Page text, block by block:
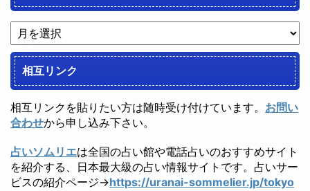
相互リンク
相互リンクを貼りたい方は随時受け付けています。 お問い
合わせから申し込み下さい。
占いソムリエは全国の占い館や電話占いのおすすめサイト
を紹介する、日本最大級の占い情報サイトです。占いサー
ビスの紹介ページ→https://uranai-sommelier.jp/tokyo